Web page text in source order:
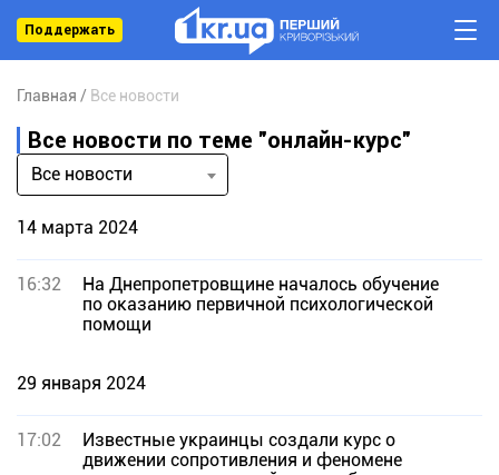
Поддержать
Главная Все новости
Все новости по теме "онлайн-курс"
Все новости
14 марта 2024
16:32
На Днепропетровщине началось обучение
по оказанию первичной психологической
помощи
29 января 2024
17:02
Известные украинцы создали курс о
движении сопротивления и феномене